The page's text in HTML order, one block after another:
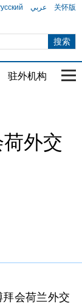
عربي 关怀版
驻外机构 国
外交
会荷兰外交